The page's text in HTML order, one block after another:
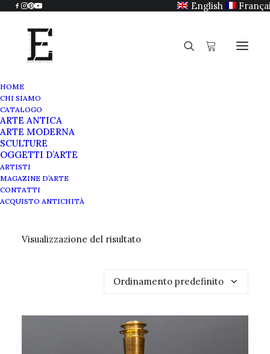
English
HOME
CHI SIAMO
CATALOGO
ARTE ANTICA
ARTE MODERNA
SCULTURE
OGGETTI D’ARTE
ARTISTI
MAGAZINE D’ARTE
CONTATTI
ACQUISTO ANTICHITÀ
Visualizzazione del risultato